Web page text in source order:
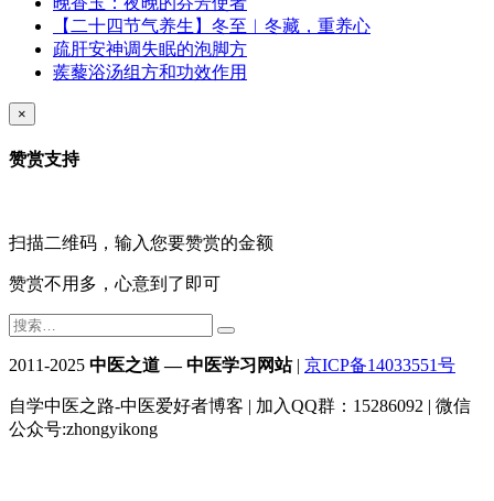
【二十四节气养生】冬至︱冬藏，重养心
疏肝安神调失眠的泡脚方
蒺藜浴汤组方和功效作用
×
赞赏支持
扫描二维码，输入您要赞赏的金额
赞赏不用多，心意到了即可
2011-2025 中医之道 — 中医学习网站| 京ICP备14033551号
自学中医之路-中医爱好者博客 | 加入QQ群：15286092 | 微信
公众号:zhongyikong